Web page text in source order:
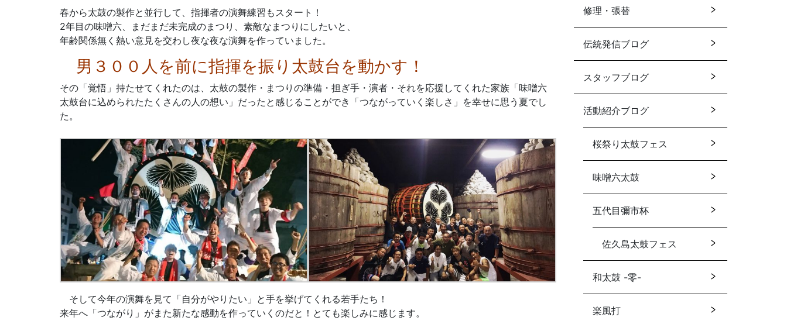
春から太鼓の製作と並行して、指揮者の演舞練習もスタート！
2年目の味噌六、まだまだ未完成のまつり、素敵なまつりにしたいと、
年齢関係無く熱い意見を交わし夜な夜な演舞を作っていました。
男３００人を前に指揮を振り太鼓台を動かす！
その「覚悟」持たせてくれたのは、太鼓の製作・まつりの準備・担ぎ手・演者・それを応援してくれた家族 「味噌六
太鼓台に込められたたくさんの人の想い」 だったと感じることができ「つながっていく楽しさ」を幸せに思う夏でし
た。
そして今年の演舞を見て「自分がやりたい」と手を挙げてくれる若手たち！
来年へ「つながり」がまた新たな感動を作っていくのだと！とても楽しみに感じます。
修理・張替
伝統発信ブログ
スタッフブログ
活動紹介ブログ
桜祭り太鼓フェス
味噌六太鼓
五代目彌市杯
佐久島太鼓フェス
和太鼓 -零-
楽風打